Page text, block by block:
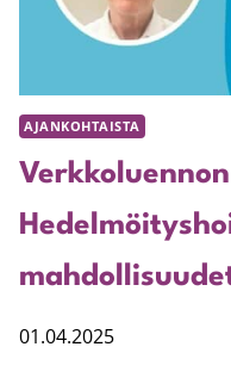
AJANKOHTAISTA
01.04.2025